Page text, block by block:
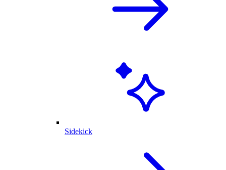
Sidekick